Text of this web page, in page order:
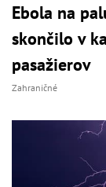
Ebola na
skončilo v
pasažierov
Zahraničné